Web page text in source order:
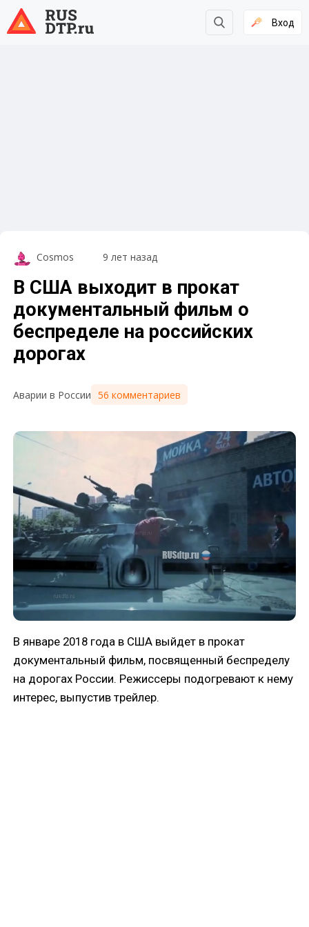
Вход
Cosmos 9 лет назад
В США выходит в прокат
документальный фильм о
беспределе на российских
дорогах
Аварии в России 56 комментариев
В январе 2018 года в США выйдет в прокат
документальный фильм, посвященный беспределу
на дорогах России. Режиссеры подогревают к нему
интерес, выпустив трейлер.